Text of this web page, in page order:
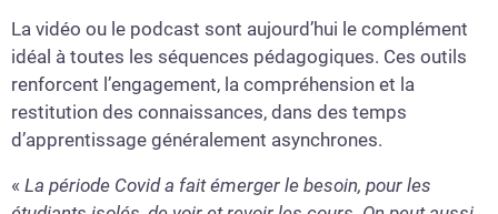
La vidéo ou le podcast sont aujourd’hui le complément
idéal à toutes les séquences pédagogiques. Ces outils
renforcent l’engagement, la compréhension et la
restitution des connaissances, dans des temps
d’apprentissage généralement asynchrones.
« La période Covid a fait émerger le besoin, pour les